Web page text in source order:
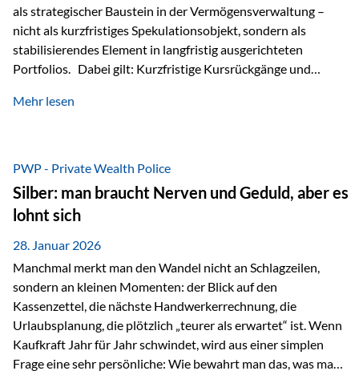
als strategischer Baustein in der Vermögensverwaltung –
nicht als kurzfristiges Spekulationsobjekt, sondern als
stabilisierendes Element in langfristig ausgerichteten
Portfolios. Dabei gilt: Kurzfristige Kursrückgänge und
starken Anstiegen. Diese verändern jedoch nicht die
von geopolitischen Spannungen, einer stark ausgeweiteten
Geldmenge sowie strukturellen Verschiebungen an den
Kapitalmärkten geprägt ist, bleibt Gold ein bewährter Anker.
Nicht, weil…
Mehr lesen
PWP - Private Wealth Police
Silber: man braucht Nerven und Geduld, aber es
lohnt sich
28. Januar 2026
Manchmal merkt man den Wandel nicht an Schlagzeilen,
sondern an kleinen Momenten: der Blick auf den
Kassenzettel, die nächste Handwerkerrechnung, die
Urlaubsplanung, die plötzlich „teurer als erwartet“ ist. Wenn
Kaufkraft Jahr für Jahr schwindet, wird aus einer simplen
Frage eine sehr persönliche: Wie bewahrt man das, was man